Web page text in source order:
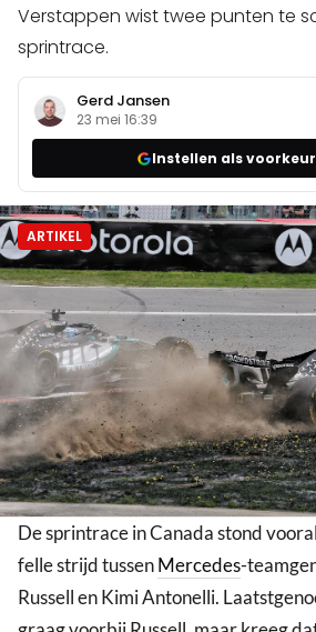
Verstappen wist twee punten te
sprintrace.
Gerd Jansen
23 mei 16:39
Instellen als
ARTIKEL
De sprintrace in Canada stond
felle strijd tussenMercedes-
Russell en Kimi Antonelli.